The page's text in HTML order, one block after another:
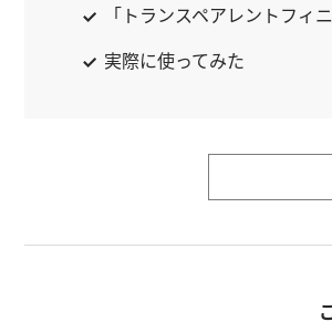
「トランスペアレントフ
実際に使ってみた